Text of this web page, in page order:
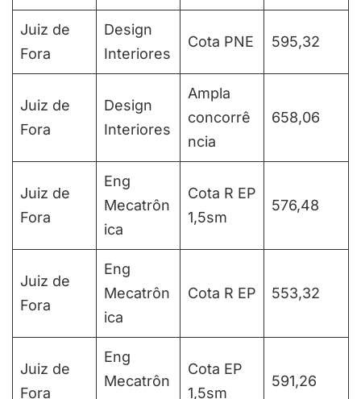
Juiz de
Fora
Design
Interiores
Cota PNE 595,32
Juiz de
Fora
Design
Interiores
Ampla
concorrê
ncia
658,06
Juiz de
Fora
Eng
Mecatrôn
ica
Cota R EP
1,5sm
576,48
Juiz de
Fora
Eng
Mecatrôn
ica
Cota R EP 553,32
Juiz de
Fora
Eng
Mecatrôn
Cota EP
1,5sm
591,26